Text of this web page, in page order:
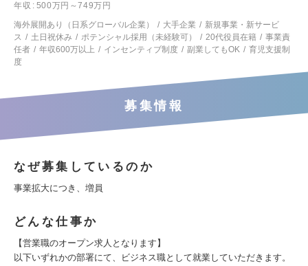
年収
500万円～749万円
海外展開あり（日系グローバル企業）
大手企業
新規事業・新サービ
ス
土日祝休み ポテンシャル採用（未経験可） 20代役員在籍
事業責
任者
年収600万以上 インセンティブ制度 副業してもOK
育児支援制
度
募集情報
なぜ募集しているのか
事業拡大につき、増員
どんな仕事か
【営業職のオープン求人となります】
以下いずれかの部署にて、ビジネス職として就業していただきます。